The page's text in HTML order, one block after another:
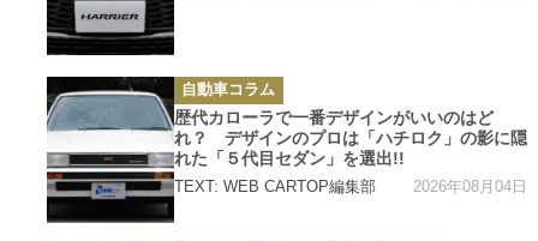
カ
テ
ゴ
リ
ー
自動車コラム
歴代カローラで一番デザインがいいのはど
れ？ デザインのプロは「ハチロク」の影に隠
れた「５代目セダン」を選出!!
TEXT: WEB CARTOP編集部 2026年08月04日